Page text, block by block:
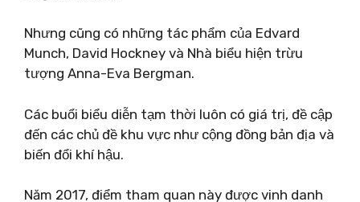
Nhưng cũng có những tác phẩm của Edvard
Munch, David Hockney và Nhà biểu hiện trừu
tượng Anna-Eva Bergman.
Các buổi biểu diễn tạm thời luôn có giá trị, đề cập
đến các chủ đề khu vực như cộng đồng bản địa và
biến đổi khí hậu.
Năm 2017, điểm tham quan này được vinh danh